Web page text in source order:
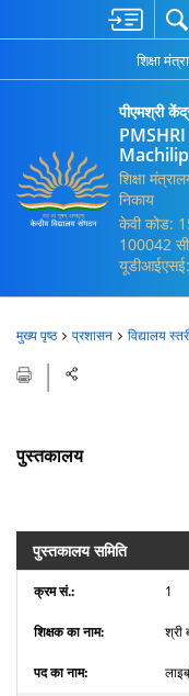
शिक्षा
पीएमश्री
शिक्षा
निकाय
केवी कोड:
100042
मुख्य पृष्ठ प्रशासन विद्यालय
पुस्तकालय
पुस्तकालय समिति
1
श्री